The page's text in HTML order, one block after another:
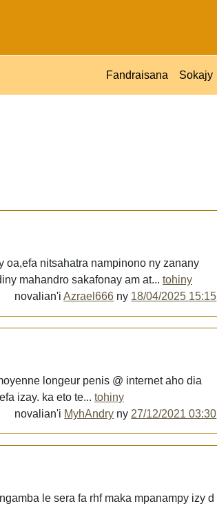
Fandraisana Sokajy
oa,efa nitsahatra nampinono ny zanany
mahandro sakafonay am at... tohiny
novalian'iAzrael666 ny 18/04/2025 15:15
longeur penis @ internet aho dia
izay. ka eto te... tohiny
novalian'i MyhAndry ny 27/12/2021 03:30
le sera fa rhf maka mpanampy izy d